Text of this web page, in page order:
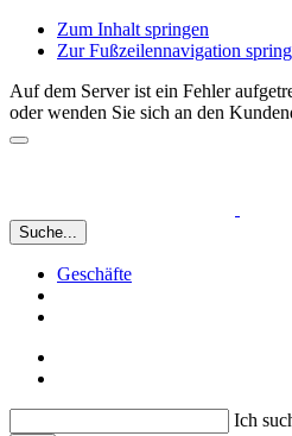
Zum Inhalt springen
Zur Fußzeilennavigation
Auf dem Server ist ein Fehler
oder wenden Sie sich an den
Suche...
Geschäfte
Ich